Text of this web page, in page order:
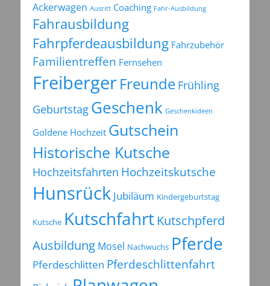
Ackerwagen Ausritt Coaching Fahr-Ausbildung
Fahrausbildung
Fahrpferdeausbildung Fahrzubehör
Familientreffen Fernsehen
FreibergerFreunde Frühling
Geburtstag Geschenk Geschenkideen
Goldene Hochzeit Gutschein
Historische Kutsche
Hochzeitsfahrten Hochzeitskutsche
Hunsrück Jubiläum Kindergeburtstag
Kutsche Kutschfahrt Kutschpferd
Ausbildung Mosel Nachwuchs Pferde
Pferdeschlitten Pferdeschlittenfahrt